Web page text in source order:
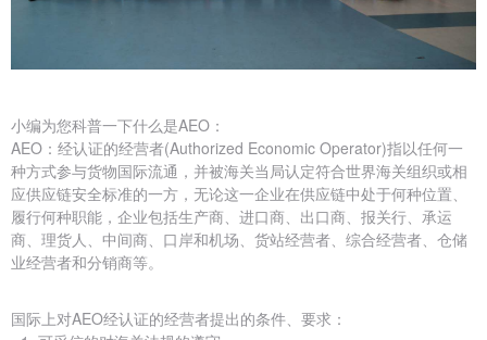
小编为您科普一下什么是AEO：
AEO：经认证的经营者(Authorized Economic Operator)指以任何一
种方式参与货物国际流通，并被海关当局认定符合世界海关组织或相
应供应链安全标准的一方，无论这一企业在供应链中处于何种位置、
履行何种职能，企业包括生产商、进口商、出口商、报关行、承运
商、理货人、中间商、口岸和机场、货站经营者、综合经营者、仓储
业经营者和分销商等。
国际上对AEO经认证的经营者提出的条件、要求：